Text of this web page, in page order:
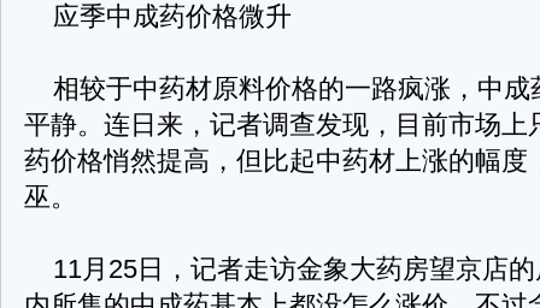
应季中成药价格微升
相较于中药材原料价格的一路疯涨，中成
平静。连日来，记者调查发现，目前市场上
药价格悄然提高，但比起中药材上涨的幅度
巫。
11月25日，记者走访金象大药房望京店的